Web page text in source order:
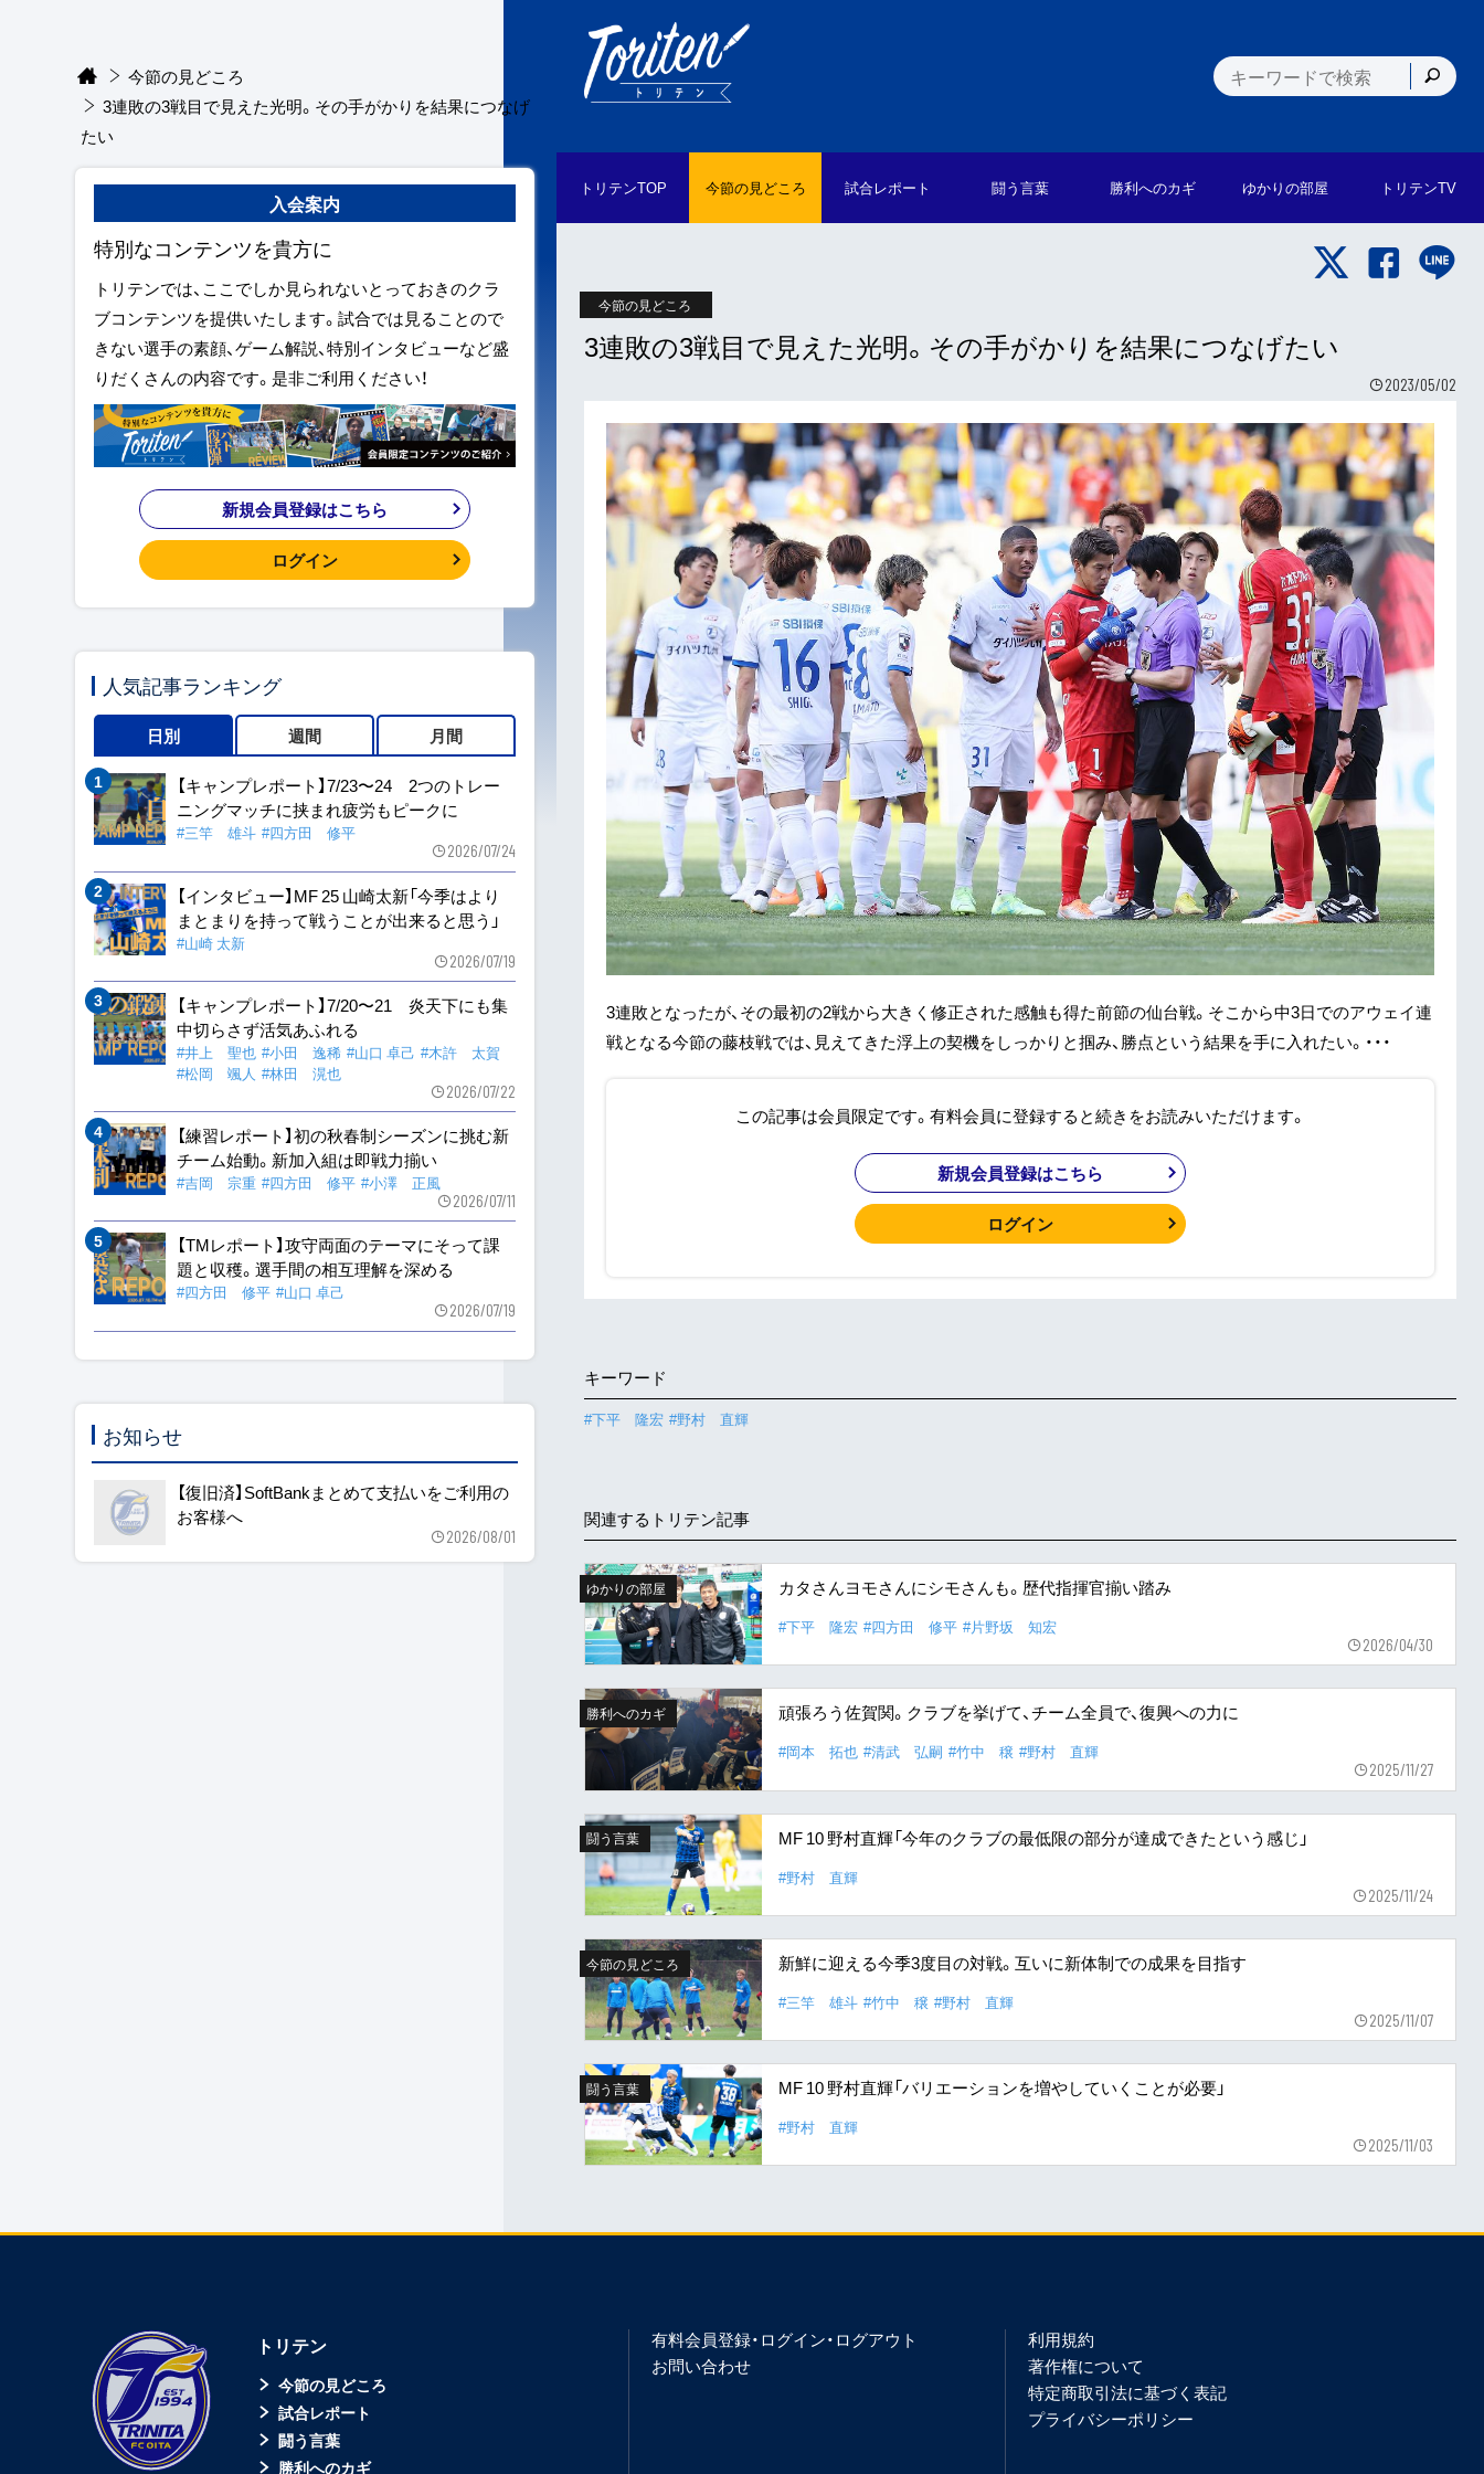
トリテンTOP 今節の見どころ 試合レポート 闘う言葉 勝利へのカギ ゆかりの部屋 トリテンTV
今節の見どころ
3連敗の3戦目で見えた光明。その手がかりを結果につなげたい
2023/05/02
3連敗となったが、その最初の2戦から大きく修正された感触も得た前節の仙台戦。そこから中3日でのアウェイ連
戦となる今節の藤枝戦では、見えてきた浮上の契機をしっかりと掴み、勝点という結果を手に入れたい。・・・
この記事は会員限定です。有料会員に登録すると続きをお読みいただけます。
新規会員登録はこちら
ログイン
キーワード
#下平 隆宏 #野村 直輝
関連するトリテン記事
ゆかりの部屋 カタさんヨモさんにシモさんも。歴代指揮官揃い踏み
#下平 隆宏 #四方田 修平 #片野坂 知宏
2026/04/30
勝利へのカギ 頑張ろう佐賀関。クラブを挙げて、チーム全員で、復興への力に
#岡本 拓也 #清武 弘嗣 #竹中 穣 #野村 直輝
2025/11/27
闘う言葉 MF 10 野村直輝「今年のクラブの最低限の部分が達成できたという感じ」
#野村 直輝
2025/11/24
今節の見どころ 新鮮に迎える今季3度目の対戦。互いに新体制での成果を目指す
#三竿 雄斗 #竹中 穣 #野村 直輝
2025/11/07
闘う言葉 MF 10 野村直輝「バリエーションを増やしていくことが必要」
#野村 直輝
2025/11/03
今節の見どころ
3連敗の3戦目で見えた光明。その手がかりを結果につなげ
たい
入会案内
特別なコンテンツを貴方に
トリテンでは、ここでしか見られないとっておきのクラ
ブコンテンツを提供いたします。試合では見ることので
きない選手の素顔、ゲーム解説、特別インタビューなど盛
りだくさんの内容です。是非ご利用ください！
新規会員登録はこちら
ログイン
人気記事ランキング
日別 週間 月間
【キャンプレポート】7/23〜24 2つのトレー
ニングマッチに挟まれ疲労もピークに
#三竿 雄斗 #四方田 修平
2026/07/24
【インタビュー】MF 25 山崎太新「今季はより
まとまりを持って戦うことが出来ると思う」
#山崎 太新
2026/07/19
【キャンプレポート】7/20〜21 炎天下にも集
中切らさず活気あふれる
#井上 聖也 #小田 逸稀 #山口 卓己 #木許 太賀
#松岡 颯人 #林田 滉也
2026/07/22
【練習レポート】初の秋春制シーズンに挑む新
チーム始動。新加入組は即戦力揃い
#吉岡 宗重 #四方田 修平 #小澤 正風
2026/07/11
【TMレポート】攻守両面のテーマにそって課
題と収穫。選手間の相互理解を深める
#四方田 修平 #山口 卓己
2026/07/19
お知らせ
【復旧済】SoftBankまとめて支払いをご利用の
お客様へ
2026/08/01
トリテン
今節の見どころ
試合レポート
闘う言葉
勝利へのカギ
有料会員登録・ログイン・ログアウト
お問い合わせ
利用規約
著作権について
特定商取引法に基づく表記
プライバシーポリシー